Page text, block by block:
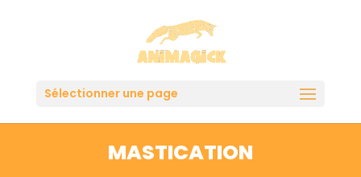
Sélectionner une page
MASTICATION